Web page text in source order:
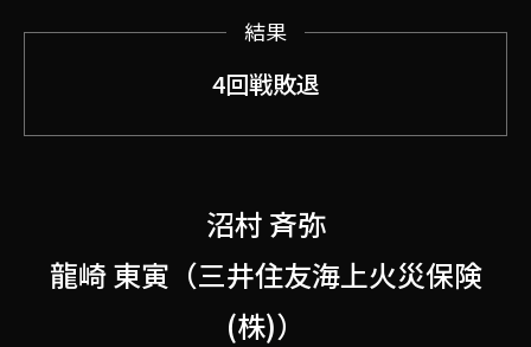
結果
4回戦敗退
沼村 斉弥
龍崎 東寅（三井住友海上火災保険
(株)）